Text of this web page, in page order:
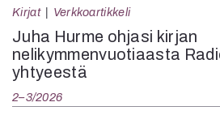
Kirjat Verkkoartikkeli
Juha Hurme ohjasi kirjan
nelikymmenvuotiaasta
yhtyeestä
2–3/2026